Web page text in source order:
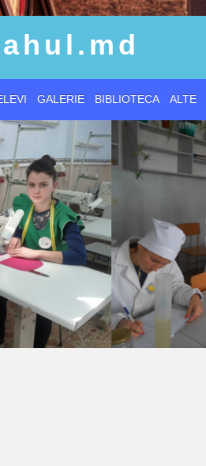
GALERIE BIBLIOTECA ALTE